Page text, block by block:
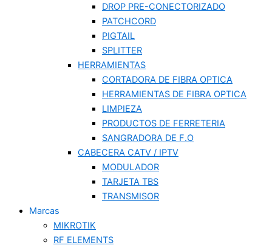
DROP PRE-CONECTORIZADO
PATCHCORD
PIGTAIL
SPLITTER
HERRAMIENTAS
CORTADORA DE FIBRA OPTICA
HERRAMIENTAS DE FIBRA OPTICA
LIMPIEZA
PRODUCTOS DE FERRETERIA
SANGRADORA DE F.O
CABECERA CATV / IPTV
MODULADOR
TARJETA TBS
TRANSMISOR
Marcas
MIKROTIK
RF ELEMENTS